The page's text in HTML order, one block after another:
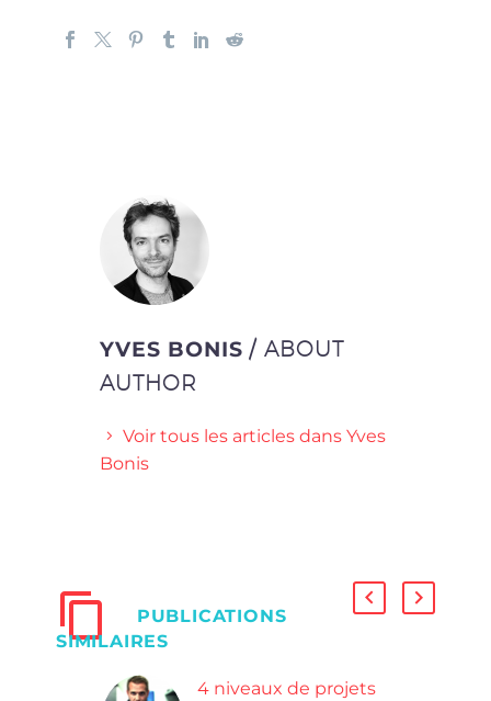
YVES BONIS/ ABOUT
AUTHOR
Voir tous les articles dans Yves
Bonis
PUBLICATIONS
SIMILAIRES
4 niveaux de projets